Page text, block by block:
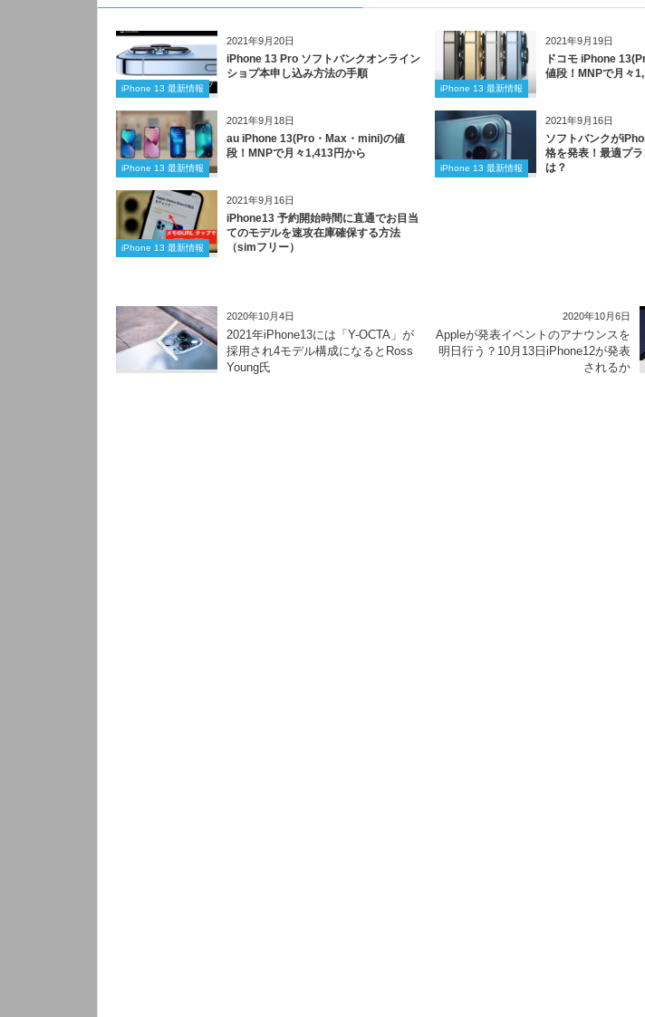
2021年9月20日
iPhone 13 最新情報
iPhone 13 Pro ソフトバンクオンライン
ショプ本申し込み方法の手順
2021年9月19日
iPhone 13 最新情報
ドコモ iPhone
値段！MNPで月々
2021年9月18日
iPhone 13 最新情報
au iPhone 13(Pro・Max・mini)の値
段！MNPで月々1,413円から
2021年9月16日
iPhone 13 最新情報
ソフトバンクが
格を発表！最適プ
は？
2021年9月16日
iPhone 13 最新情報
iPhone13 予約開始時間に直通でお目当
てのモデルを速攻在庫確保する方法
（simフリー）
2020年10月4日
2021年iPhone13には「Y-OCTA」が
採用され4モデル構成になるとRoss
Young氏
2020年10月6日
Appleが発表イベントのアナウンスを
明日行う？10月13日iPhone12が発表
されるか